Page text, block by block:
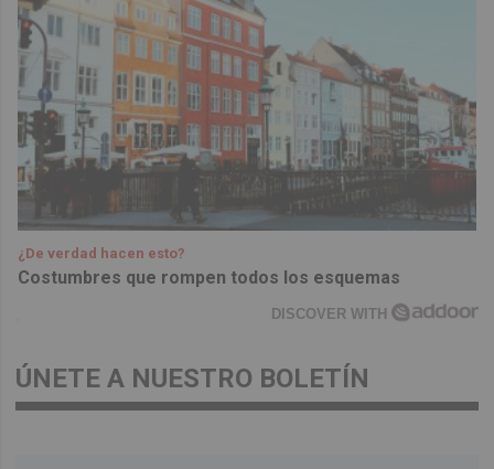
¿De verdad hacen esto?
Costumbres que rompen todos los esquemas
DISCOVER WITH
ÚNETE A NUESTRO BOLETÍN